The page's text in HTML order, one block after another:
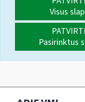
Visus
Pasirinktus